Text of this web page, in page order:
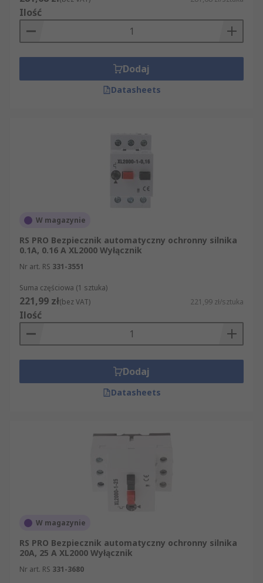
Ilość
Dodaj
Datasheets
W magazynie
RS PRO Bezpiecznik automatyczny ochronny silnika
0.1A, 0.16 A XL2000 Wyłącznik
Nr art. RS 331-3551
Suma częściowa (1 sztuka)
221,99 zł(bez VAT) 221,99 zł/sztuka
Ilość
Dodaj
Datasheets
W magazynie
RS PRO Bezpiecznik automatyczny ochronny silnika
20A, 25 A XL2000 Wyłącznik
Nr art. RS 331-3680